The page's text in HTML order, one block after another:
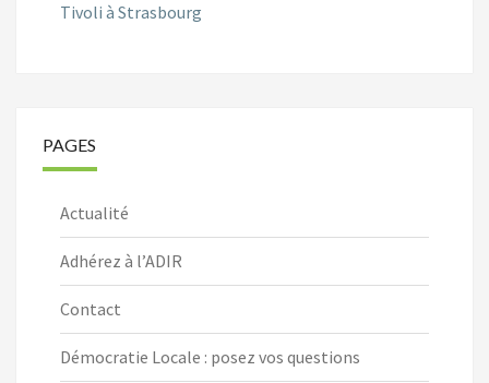
Tivoli à Strasbourg
PAGES
Actualité
Adhérez à l’ADIR
Contact
Démocratie Locale : posez vos questions